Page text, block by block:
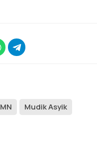
Mudik Asyik